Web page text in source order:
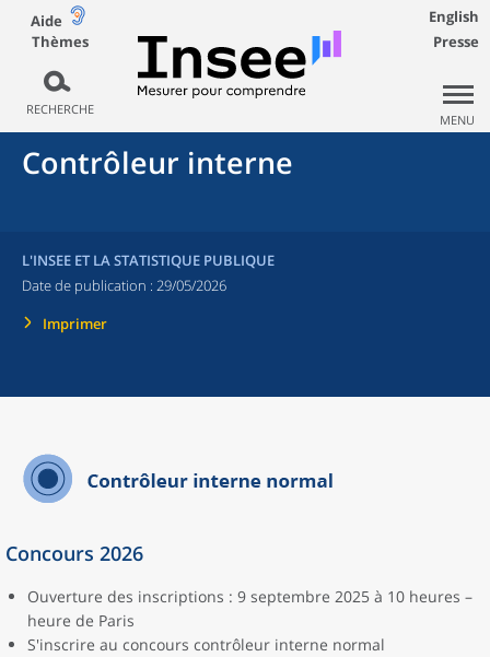
Aide
Thèmes
RECHERCHE
English
Presse
MENU
Contrôleur interne
L'INSEE ET LA STATISTIQUE PUBLIQUE
Date de publication : 29/05/2026
Imprimer
Concours 2026
Ouverture des inscriptions : 9 septembre 2025 à 10 heures –
heure de Paris
S'inscrire au concours contrôleur interne normal